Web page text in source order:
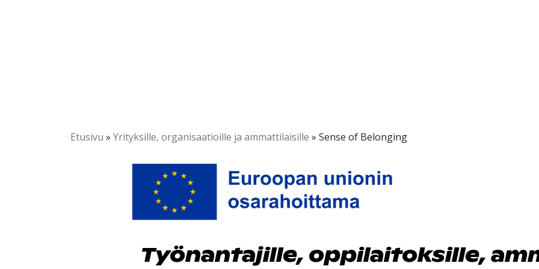
Etusivu » Yrityksille, organisaatioille ja ammattilaisille » Sense of Belonging
Työnantajille, oppilaitoksille,